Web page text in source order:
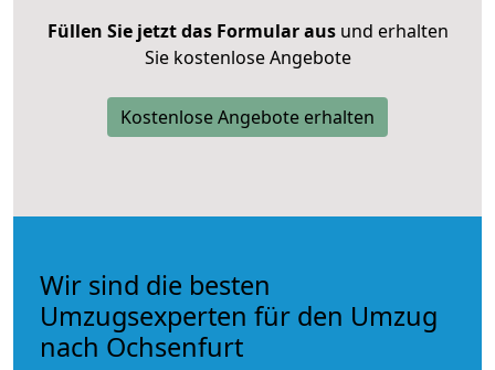
Füllen Sie jetzt das Formular ausund erhalten
Sie kostenlose Angebote
Kostenlose Angebote erhalten
Wir sind die besten
Umzugsexperten für den Umzug
nach Ochsenfurt